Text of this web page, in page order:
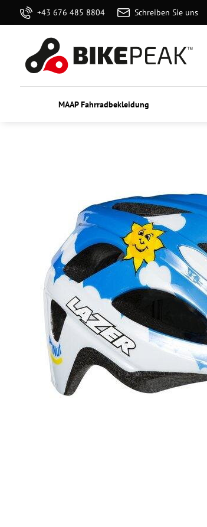
+43 676 485 8804 Schreiben Sie uns
MAAP Fahrradbekleidung